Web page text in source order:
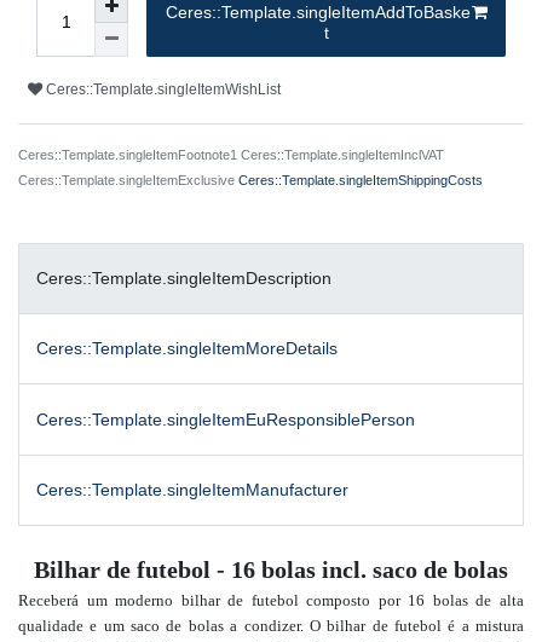
Ceres::Template.singleItemAddToBaske
t
Ceres::Template.singleItemWishList
Ceres::Template.singleItemFootnote1 Ceres::Template.singleItemInclVAT
Ceres::Template.singleItemExclusive Ceres::Template.singleItemShippingCosts
Ceres::Template.singleItemDescription
Ceres::Template.singleItemMoreDetails
Ceres::Template.singleItemEuResponsiblePerson
Ceres::Template.singleItemManufacturer
Bilhar de futebol - 16 bolas incl. saco de bolas
Receberá um moderno bilhar de futebol composto por 16 bolas de alta
qualidade e um saco de bolas a condizer. O bilhar de futebol é a mistura